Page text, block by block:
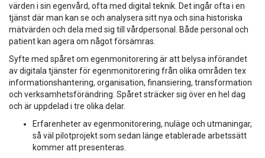
värden i sin egenvård, ofta med digital teknik. Det ingår ofta i en
tjänst där man kan se och analysera sitt nya och sina historiska
mätvärden och dela med sig till vårdpersonal. Både personal och
patient kan agera om något försämras.
Syfte med spåret om egenmonitorering är att belysa införandet
av digitala tjänster för egenmonitorering från olika områden tex
informationshantering, organisation, finansiering, transformation
och verksamhetsförändring. Spåret sträcker sig över en hel dag
och är uppdelad i tre olika delar.
Erfarenheter av egenmonitorering, nuläge och utmaningar,
så väl pilotprojekt som sedan länge etablerade arbetssätt
kommer att presenteras.